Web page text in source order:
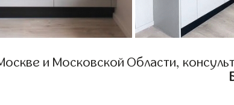
и Московской Области,